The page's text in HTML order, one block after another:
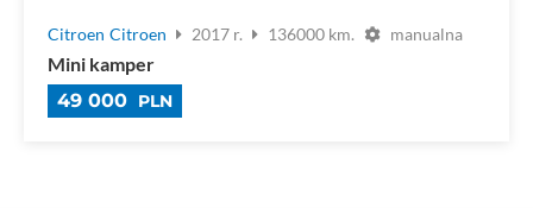
Citroen Citroen 2017 r. 136000 km. manualna
Mini kamper
49 000
PLN